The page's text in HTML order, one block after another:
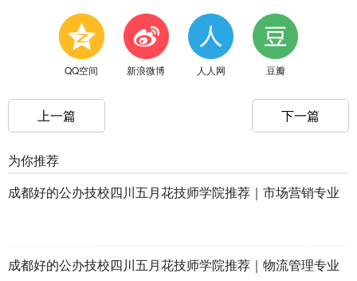
QQ空间 新浪微博 人人网 豆瓣
上一篇 下一篇
为你推荐
成都好的公办技校四川五月花技师学院推荐｜市场营销专业
成都好的公办技校四川五月花技师学院推荐｜物流管理专业